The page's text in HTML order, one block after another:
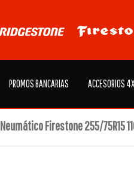
PROMOS BANCARIAS ACCESORIOS
Neumático Firestone 255/75R15